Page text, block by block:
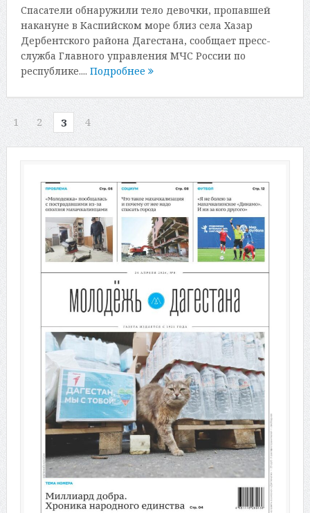
Спасатели обнаружили тело девочки, пропавшей
накануне в Каспийском море близ села Хазар
Дербентского района Дагестана, сообщает пресс-
служба Главного управления МЧС России по
республике.... Подробнее
1 2 3 4